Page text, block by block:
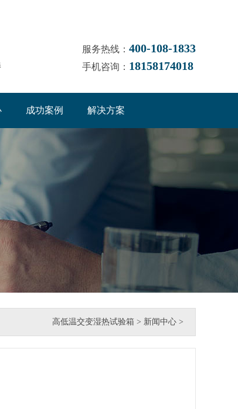
服务热线： 400-108-1833
手机咨询： 18158174018
成功案例 解决方案
高低温交变湿热试验箱 > 新闻中心 >